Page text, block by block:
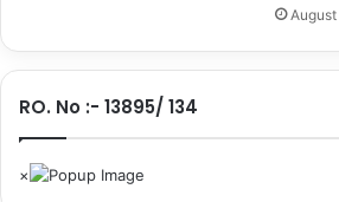
RO. No :- 13895/ 134